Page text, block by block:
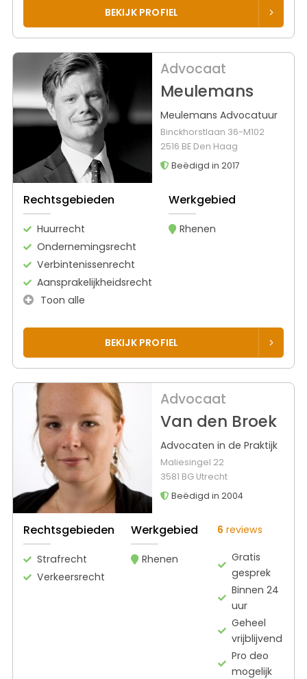
BEKIJK PROFIEL
Advocaat
Meulemans
Meulemans Advocatuur
Binckhorstlaan 36-M102
2516 BE Den Haag
Beëdigd in 2017
Rechtsgebieden
Huurrecht
Ondernemingsrecht
Verbintenissenrecht
Aansprakelijkheidsrecht
Toon alle
Werkgebied
Rhenen
BEKIJK PROFIEL
Advocaat
Van den Broek
Advocaten in de Praktijk
Maliesingel 22
3581 BG Utrecht
Beëdigd in 2004
Rechtsgebieden
Strafrecht
Verkeersrecht
Werkgebied
Rhenen
6 reviews
Gratis
gesprek
Binnen 24
uur
Geheel
vrijblijvend
Pro deo
mogelijk